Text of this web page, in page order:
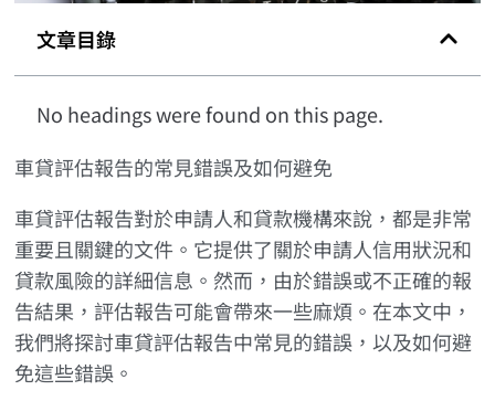
文章目錄
No headings were found on this page.
車貸評估報告的常見錯誤及如何避免
車貸評估報告對於申請人和貸款機構來說，都是非常
重要且關鍵的文件。它提供了關於申請人信用狀況和
貸款風險的詳細信息。然而，由於錯誤或不正確的報
告結果，評估報告可能會帶來一些麻煩。在本文中，
我們將探討車貸評估報告中常見的錯誤，以及如何避
免這些錯誤。